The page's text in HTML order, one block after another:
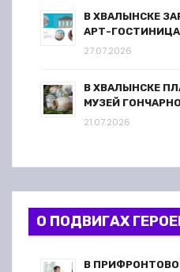
В ХВАЛЫНСКЕ
АРТ-
27.07.2026
В ХВАЛЫНСКЕ
МУЗЕЙ
21.07.2026
О ПОДВИГАХ
В